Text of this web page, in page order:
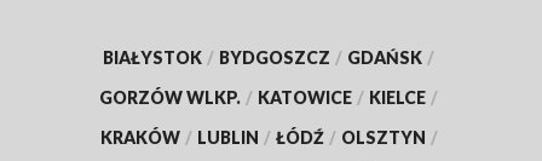
BIAŁYSTOK / BYDGOSZCZ / GDAŃSK /
GORZÓW WLKP. / KATOWICE / KIELCE /
KRAKÓW / LUBLIN / ŁÓDŹ / OLSZTYN /